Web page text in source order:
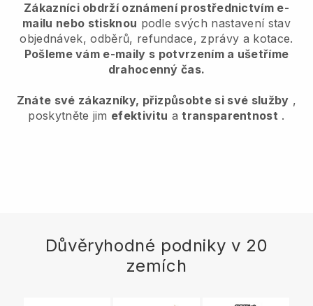
Zákazníci obdrží oznámení prostřednictvím e-
mailu nebo stisknou podle svých nastavení stav
objednávek, odběrů, refundace, zprávy a kotace.
Pošleme vám e-maily s potvrzením a ušetříme
drahocenný čas.
Znáte své zákazníky, přizpůsobte si své služby ,
poskytněte jim efektivitu atransparentnost .
Důvěryhodné podniky v 20
zemích